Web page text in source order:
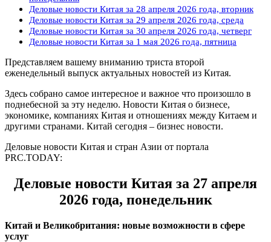
Деловые новости Китая за 28 апреля 2026 года, вторник
Деловые новости Китая за 29 апреля 2026 года, среда
Деловые новости Китая за 30 апреля 2026 года, четверг
Деловые новости Китая за 1 мая 2026 года, пятница
Представляем вашему вниманию триста второй
еженедельный выпуск актуальных новостей из Китая.
Здесь собрано самое интересное и важное что произошло в
поднебесной за эту неделю. Новости Китая о бизнесе,
экономике, компаниях Китая и отношениях между Китаем и
другими странами. Китай сегодня – бизнес новости.
Деловые новости Китая и стран Азии от портала
PRC.TODAY:
Деловые новости Китая за 27 апреля
2026 года, понедельник
Китай и Великобритания: новые возможности в сфере
услуг